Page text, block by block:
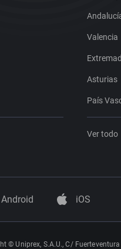
Valencia
Asturias
País
Ver todo
Android iOS
© Uniprex, S.A.U., C/